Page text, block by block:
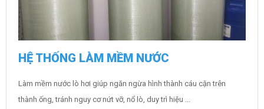
HỆ THỐNG LÀM MỀM NƯỚC
Làm mềm nước lò hơi giúp ngăn ngừa hình thành cáu cặn trên
thành ống, tránh nguy cơ nứt vỡ, nổ lò, duy trì hiệu ...